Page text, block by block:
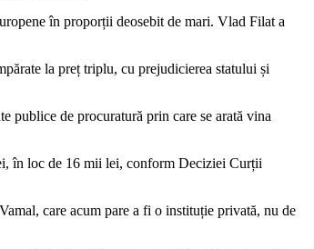
în proporții deosebit de mari. Vlad Filat a
la preț triplu, cu prejudicierea statului și
publice de procuratură prin care se arată vina
în loc de 16 mii lei, conform Deciziei Curții
care acum pare a fi o instituție privată, nu de